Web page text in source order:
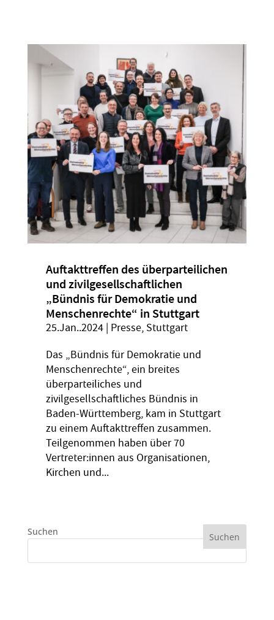
Auftakttreffen des überparteilichen
und zivilgesellschaftlichen
„Bündnis für Demokratie und
Menschenrechte“ in Stuttgart
25.Jan..2024| Presse, Stuttgart
Das „Bündnis für Demokratie und
Menschenrechte“, ein breites
überparteiliches und
zivilgesellschaftliches Bündnis in
Baden-Württemberg, kam in Stuttgart
zu einem Auftakttreffen zusammen.
Teilgenommen haben über 70
Vertreter:innen aus Organisationen,
Kirchen und...
Suchen Suchen